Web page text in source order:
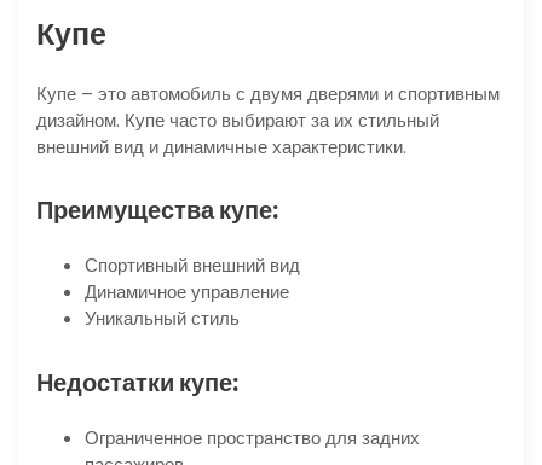
Купе
Купе – это автомобиль с двумя дверями и спортивным
дизайном. Купе часто выбирают за их стильный
внешний вид и динамичные характеристики.
Преимущества купе:
Спортивный внешний вид
Динамичное управление
Уникальный стиль
Недостатки купе:
Ограниченное пространство для задних